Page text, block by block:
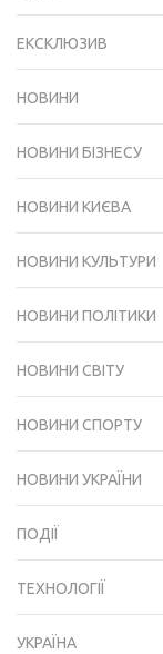
ЕКСКЛЮЗИВ
НОВИНИ
НОВИНИ БІЗНЕСУ
НОВИНИ КИЄВА
НОВИНИ КУЛЬТУРИ
НОВИНИ ПОЛІТИКИ
НОВИНИ СВІТУ
НОВИНИ СПОРТУ
НОВИНИ УКРАЇНИ
ПОДІЇ
ТЕХНОЛОГІЇ
УКРАЇНА